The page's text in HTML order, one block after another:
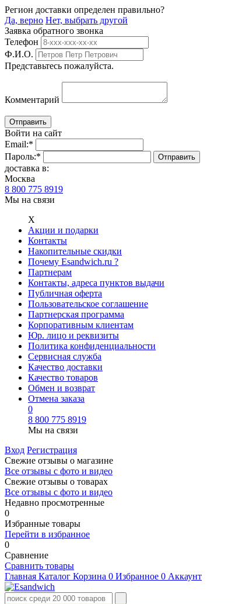
Регион доставки определен правильно?
Да, верно Нет, выбрать другой
Заявка обратного звонка
Телефон
Ф.И.О.
Представьтесь пожалуйста.
Комментарий
Войти на сайт
Email:*
Пароль:*
доставка в:
Москва
8 800 775 8919
Мы на связи
Х
Акции и подарки
Контакты
Накопительные скидки
Почему Esandwich.ru ?
Партнерам
Контакты, адреса пунктов выдачи
Публичная оферта
Пользовательское соглашение
Партнерская программа
Корпоративным клиентам
Юр. лицо и реквизиты
Политика конфиденциальности
Сервисная служба
Качество доставки
Качество товаров
Обмен и возврат
Отмена заказа
0
8 800 775 8919
Мы на связи
Вход Регистрация
Свежие отзывы о магазине
Все отзывы с фото и видео
Свежие отзывы о товарах
Все отзывы c фото и видео
Недавно просмотренные
0
Избранные товары
Перейти в избранное
0
Сравнение
Сравнить товары
Главная Каталог Корзина 0 Избранное 0 Аккаунт